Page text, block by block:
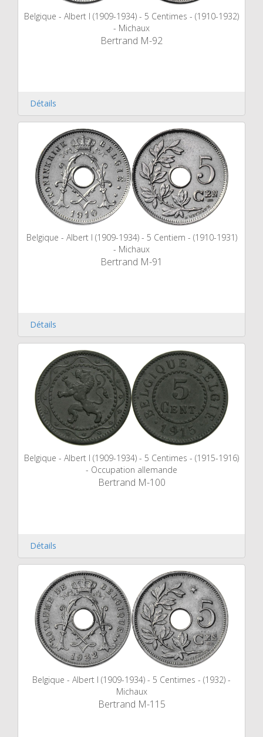
Belgique - Albert I (1909-1934) - 5 Centimes - (1910-1932)
- Michaux
Bertrand M-92
Détails
Belgique - Albert I (1909-1934) - 5 Centiem - (1910-1931)
- Michaux
Bertrand M-91
Détails
Belgique - Albert I (1909-1934) - 5 Centimes - (1915-1916)
- Occupation allemande
Bertrand M-100
Détails
Belgique - Albert I (1909-1934) - 5 Centimes - (1932) -
Michaux
Bertrand M-115